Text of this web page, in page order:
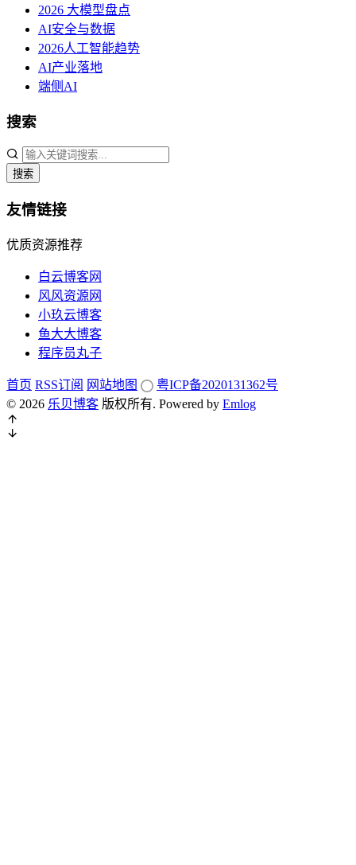
2026 大模型盘点
AI安全与数据
2026人工智能趋势
AI产业落地
端侧AI
搜索
搜索
友情链接
优质资源推荐
白云博客网
风风资源网
小玖云博客
鱼大大博客
程序员丸子
首页 RSS订阅 网站地图
粤ICP备2020131362号
© 2026 乐贝博客 版权所有. Powered by Emlog